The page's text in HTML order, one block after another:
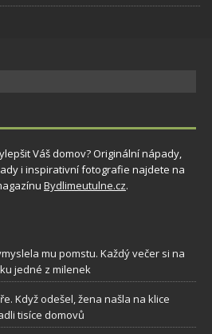
Váš domov? Originální nápady,
i inspirativní fotografie najdete na
Bydlimeutulne.cz.
mu pomstu. Každý večer si na
jedné z milenek
Když odešel, žena našla na klice
tisíce domovů